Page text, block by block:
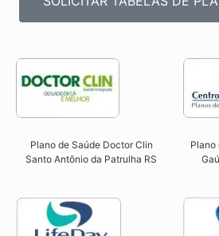
Plano de Saúde Doctor Clin
Santo Antônio da Patrulha RS​
Plano